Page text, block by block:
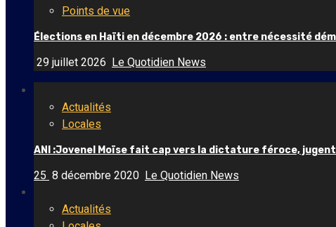
Points de vue
Élections en Haïti en décembre 2026 : entre nécessité
29 juillet 2026 Le Quotidien News
Actualités
Locales
ANI :Jovenel Moïse fait cap vers la dictature féroce,
25 8 décembre 2020 Le Quotidien News
Actualités